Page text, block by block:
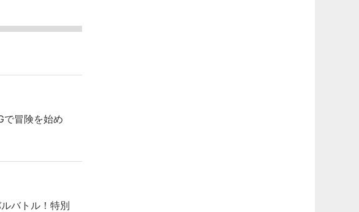
で冒険を始め
バトル！特別